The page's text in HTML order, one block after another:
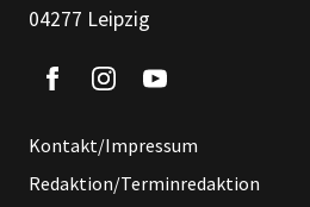
04277 Leipzig
Kontakt/Impressum
Redaktion/Terminredaktion